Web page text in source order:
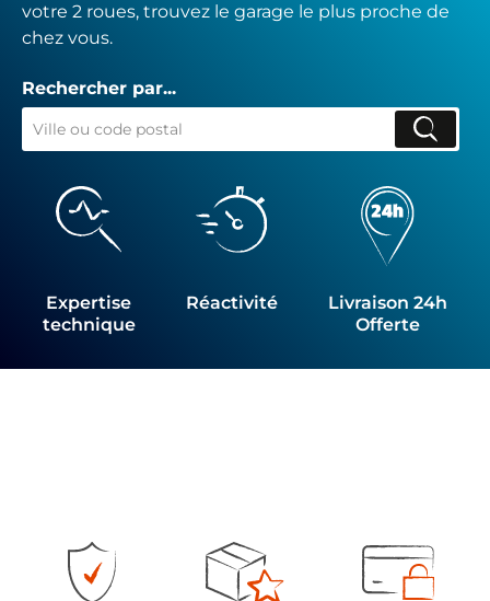
votre 2 roues, trouvez le garage le plus proche de
chez vous.
Rechercher par...
Expertise
technique
Réactivité
Livraison 24h
Offerte